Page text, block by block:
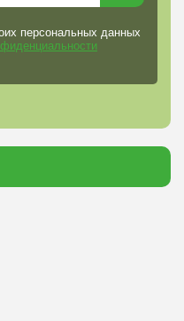
персональных данных